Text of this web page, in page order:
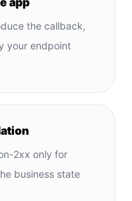
the callback,
your endpoint
2xx only for
business state